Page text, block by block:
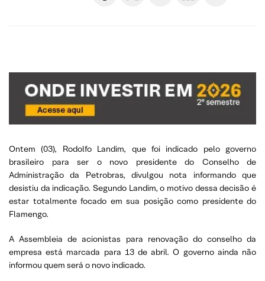
Ontem (03), Rodolfo Landim, que foi indicado pelo governo
brasileiro para ser o novo presidente do Conselho de
Administração da Petrobras, divulgou nota informando que
desistiu da indicação. Segundo Landim, o motivo dessa decisão é
estar totalmente focado em sua posição como presidente do
Flamengo.
A Assembleia de acionistas para renovação do conselho da
empresa está marcada para 13 de abril. O governo ainda não
informou quem será o novo indicado.